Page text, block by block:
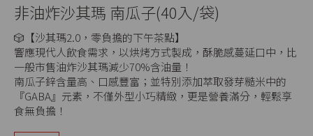
非油炸沙其瑪 南瓜子(40入/袋)
🎲【沙其瑪2.0，零負擔的下午茶點】
響應現代人飲食需求，以烘烤方式製成，酥脆感蔓延口中，比
一般市售油炸沙其瑪減少70%含油量！
南瓜子鋅含量高、口感豐富；並特別添加萃取發芽糙米中的
『GABA』元素，不僅外型小巧精緻，更是營養滿分，輕鬆享
食無負擔！